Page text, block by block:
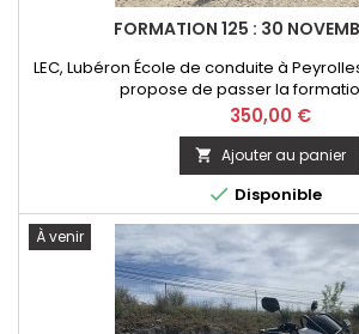
FORMATION 125 : 30
LEC, Lubéron École de conduite à
propose de passer la
Prix
350,00 €
 Ajouter au panier
 Disponible
À venir